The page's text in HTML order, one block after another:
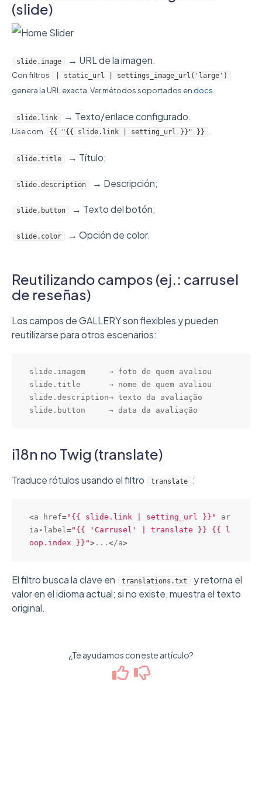
(slide)
slide.image → URL de la imagen.
Con filtros | static_url | settings_image_url('large')
genera la URL exacta. Ver métodos soportados en docs.
slide.link → Texto/enlace configurado.
Use com {{ "{{ slide.link | setting_url }}" }} .
slide.title → Título;
slide.description → Descripción;
slide.button → Texto del botón;
slide.color → Opción de color.
Reutilizando campos (ej.: carrusel
de reseñas)
Los campos de GALLERY son flexibles y pueden
reutilizarse para otros escenarios:
slide.imagem     → foto de quem avaliou
slide.title      → nome de quem avaliou
slide.description→ texto da avaliação
slide.button     → data da avaliação
i18n no Twig (translate)
Traduce rótulos usando el filtro translate :
<a href="{{ slide.link | setting_url }}"
ar
ia - label="{{ 'Carrusel' | translate }} {{ l
oop.index }}"> ... </a>
El filtro busca la clave en translations.txt
y retorna el
valor en el idioma actual; si no existe, muestra el texto
original.
¿Te ayudamos con este artículo?